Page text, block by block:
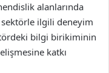
alanlarında
ilgili deneyim
bilgi birikiminin
katkı